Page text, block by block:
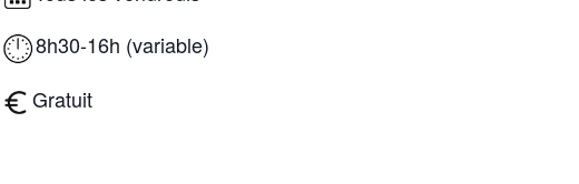
8h30-16h (variable)
Gratuit